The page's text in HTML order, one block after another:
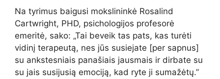
Na tyrimus baigusi mokslininkė Rosalind
Cartwright, PHD, psichologijos profesorė
emeritė, sako: „Tai beveik tas pats, kas turėti
vidinį terapeutą, nes jūs susiejate [per sapnus]
su ankstesniais panašiais jausmais ir dirbate su
su jais susijusią emociją, kad ryte ji sumažėtų.”